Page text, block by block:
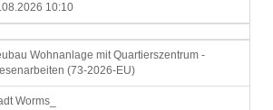
10:10
Wohnanlage mit Quartierszentrum -
(73-2026-EU)
Worms_